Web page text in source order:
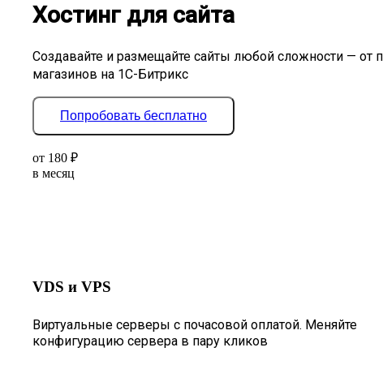
Хостинг для сайта
Создавайте и размещайте сайты любой сложности — от
магазинов на 1С-Битрикс
Попробовать бесплатно
от 180 ₽
в месяц
VDS и VPS
Виртуальные серверы с почасовой оплатой. Меняйте
конфигурацию сервера в пару кликов